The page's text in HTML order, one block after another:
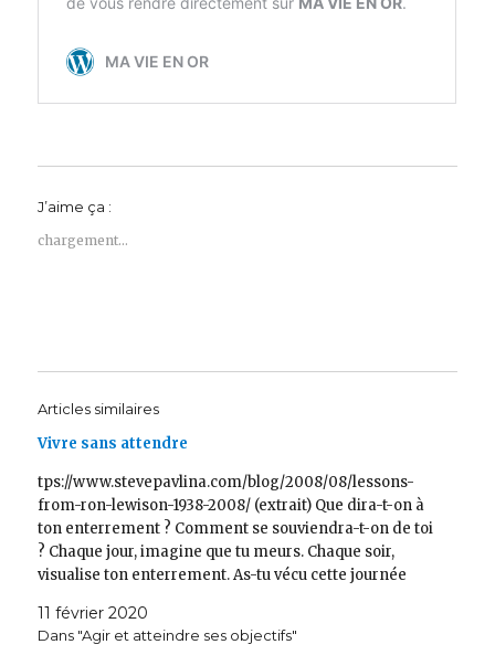
J’aime ça :
chargement…
Articles similaires
Vivre sans attendre
tps://www.stevepavlina.com/blog/2008/08/lessons-
from-ron-lewison-1938-2008/ (extrait) Que dira-t-on à
ton enterrement ? Comment se souviendra-t-on de toi
? Chaque jour, imagine que tu meurs. Chaque soir,
visualise ton enterrement. As-tu vécu cette journée
As-tu exprimé qui tu es? Es-tu allé vers les gens? As-tu
saisi…
11 février 2020
Dans "Agir et atteindre ses objectifs"